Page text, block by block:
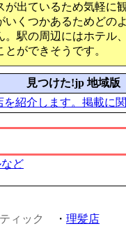
出ているため気軽に
くつかあるためどの
駅の周辺にはホテル
ができそうです。
見つけた!jp 地域版
紹介します。掲載に
ど
ィック ・ 理髪店